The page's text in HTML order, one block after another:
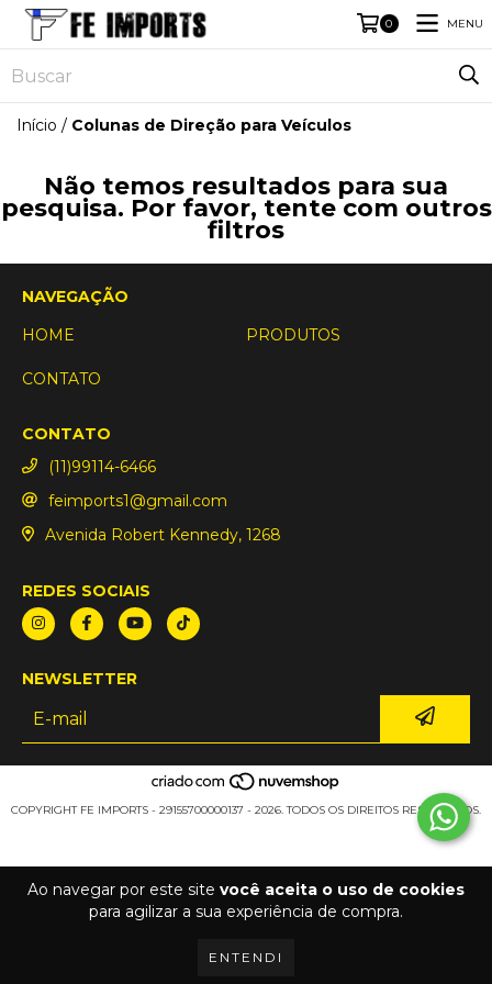
Ao navegar por este site você aceita o uso de cookies
para agilizar a sua experiência de compra.
ENTENDI
0 MENU
Início / Colunas de Direção para Veículos
Não temos resultados para sua
pesquisa. Por favor, tente com outros
filtros
NAVEGAÇÃO
HOME
PRODUTOS
CONTATO
CONTATO
(11)99114-6466
feimports1@gmail.com
Avenida Robert Kennedy, 1268
REDES SOCIAIS
NEWSLETTER
COPYRIGHT FE IMPORTS - 29155700000137 - 2026. TODOS OS DIREITOS RESERVADOS.